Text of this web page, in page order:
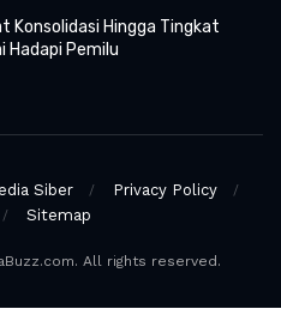
Konsolidasi Hingga Tingkat
Hadapi Pemilu
Siber
Privacy Policy
Sitemap
All rights reserved.